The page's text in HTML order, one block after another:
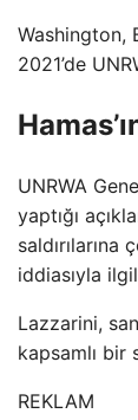
Washington,
2021’de
UNRWA
yaptığı
saldırılarına
iddiasıyla
Lazzarini,
kapsamlı bir
REKLAM